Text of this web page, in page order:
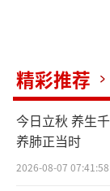
精彩推荐
今日立秋 养生
养肺正当时
2026-08-07 07:41:58